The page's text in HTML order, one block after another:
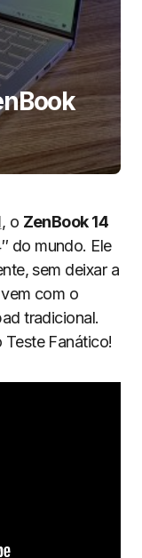
, o ZenBook 14
do mundo. Ele
sem deixar a
com o
tradicional.
Teste Fanático!